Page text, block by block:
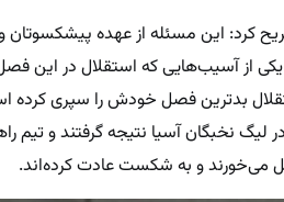
کرد: این مسئله از عهده
از آسیب‌هایی که استقلال در این
بدترین فصل خودش را سپری کرده
لیگ نخبگان آسیا نتیجه گرفتند و
می‌خورند و به شکست عادت کرده‌اند.